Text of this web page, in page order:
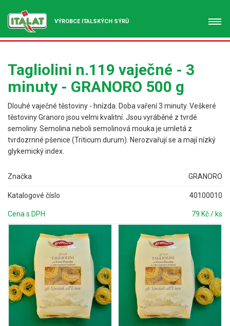
VÝROBCE ITALSKÝCH SÝRŮ
Tagliolini n.119 vaječné - 3
minuty - GRANORO 500 g
Dlouhé vaječné těstoviny - hnízda. Doba vaření 3 minuty. Veškeré
těstoviny Granoro jsou velmi kvalitní. Jsou vyráběné z tvrdé
semoliny. Semolina neboli semolinová mouka je umletá z
tvrdozrnné pšenice (Triticum durum). Nerozvařují se a mají nízký
glykemický index.
Značka GRANORO
Katalogové číslo 40100010
Cena s DPH 79 Kč / ks